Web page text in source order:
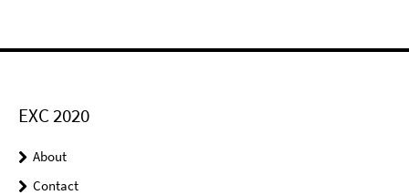
EXC 2020
About
Contact